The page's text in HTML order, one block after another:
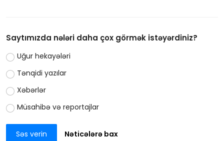
Saytımızda nələri daha çox görmək istəyərdiniz?
Uğur hekayələri
Tənqidi yazılar
Xəbərlər
Müsahibə və reportajlar
Səs verin Nəticələrə bax